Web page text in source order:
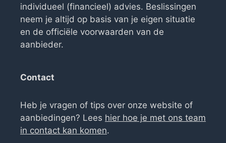
individueel (financieel) advies. Beslissingen
neem je altijd op basis van je eigen situatie
en de officiële voorwaarden van de
aanbieder.
Contact
Heb je vragen of tips over onze website of
aanbiedingen? Lees hier hoe je met ons team
in contact kan komen.